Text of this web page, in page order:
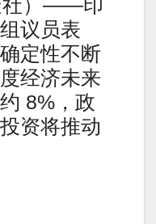
议员表
定性不断
经济未来
8%，政
资将推动